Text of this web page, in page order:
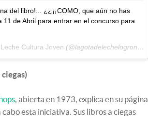
del libro!... ¿¿¡¡COMO, que aún no has
de Abril para entrar en el concurso para
Cultura Joven (@lagotadelechelogrono) el
, abierta en 1973, explica en su página
esta iniciativa. Sus libros a ciegas